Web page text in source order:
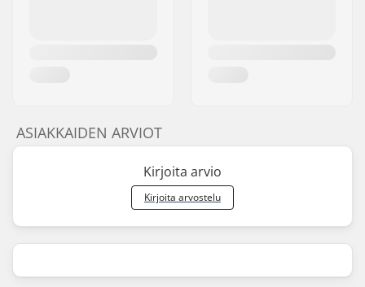
ASIAKKAIDEN ARVIOT
Kirjoita arvio
Kirjoita arvostelu